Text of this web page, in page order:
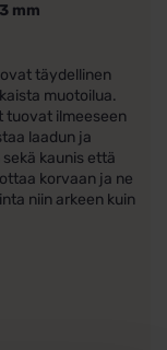
mm
täydellinen
muotoilua.
tuovat ilmeeseen
laadun ja
kaunis että
korvaan ja ne
niin arkeen kuin